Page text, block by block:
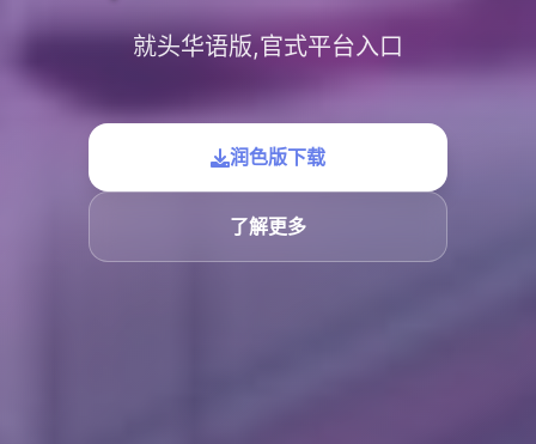
就头华语版,官式平台入口
润色版下载
了解更多